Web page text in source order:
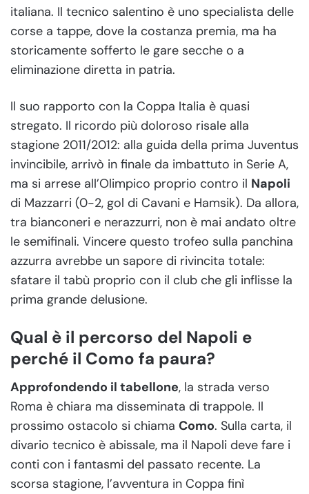
italiana. Il tecnico salentino è uno specialista delle
corse a tappe, dove la costanza premia, ma ha
storicamente sofferto le gare secche o a
eliminazione diretta in patria.
Il suo rapporto con la Coppa Italia è quasi
stregato. Il ricordo più doloroso risale alla
stagione 2011/2012: alla guida della prima Juventus
invincibile, arrivò in finale da imbattuto in Serie A,
ma si arrese all’Olimpico proprio contro il Napoli
di Mazzarri (0-2, gol di Cavani e Hamsik). Da allora,
tra bianconeri e nerazzurri, non è mai andato oltre
le semifinali. Vincere questo trofeo sulla panchina
azzurra avrebbe un sapore di rivincita totale:
sfatare il tabù proprio con il club che gli inflisse la
prima grande delusione.
Qual è il percorso del Napoli e
perché il Como fa paura?
Approfondendo il tabellone, la strada verso
Roma è chiara ma disseminata di trappole. Il
prossimo ostacolo si chiama Como. Sulla carta, il
divario tecnico è abissale, ma il Napoli deve fare i
conti con i fantasmi del passato recente. La
scorsa stagione, l’avventura in Coppa finì